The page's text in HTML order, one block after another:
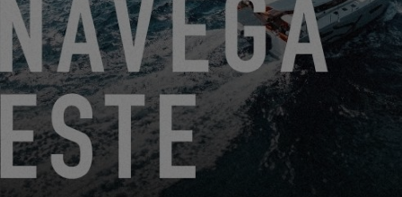
COVID-19 EN FRANCIA : CONTINUIDAD DE NUESTRA
ACTIVIDAD & NUEVAS MEDIDAS
8.11.20